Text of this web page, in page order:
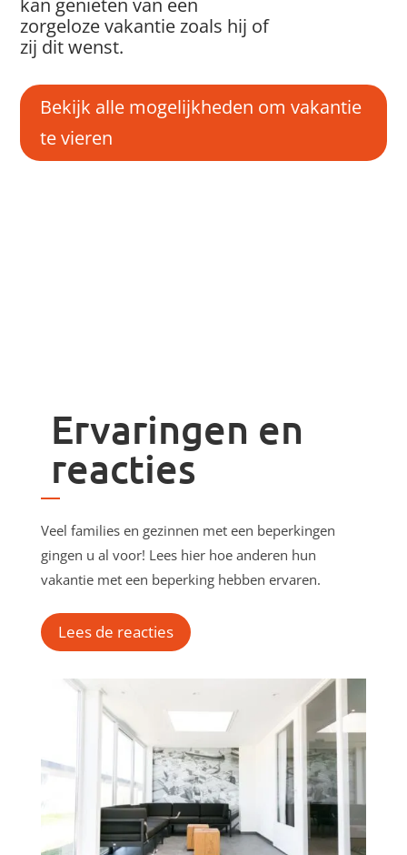
kan genieten van een
zorgeloze vakantie zoals hij of
zij dit wenst.
Bekijk alle mogelijkheden om vakantie
te vieren
Ervaringen en
reacties
Veel families en gezinnen met een beperkingen
gingen u al voor! Lees hier hoe anderen hun
vakantie met een beperking hebben ervaren.
Lees de reacties